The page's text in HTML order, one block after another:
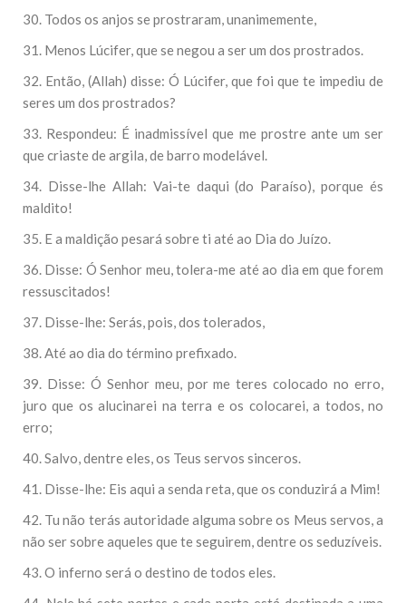
30. Todos os anjos se prostraram, unanimemente,
31. Menos Lúcifer, que se negou a ser um dos prostrados.
32. Então, (Allah) disse: Ó Lúcifer, que foi que te impediu de
seres um dos prostrados?
33. Respondeu: É inadmissível que me prostre ante um ser
que criaste de argila, de barro modelável.
34. Disse-lhe Allah: Vai-te daqui (do Paraíso), porque és
maldito!
35. E a maldição pesará sobre ti até ao Dia do Juízo.
36. Disse: Ó Senhor meu, tolera-me até ao dia em que forem
ressuscitados!
37. Disse-lhe: Serás, pois, dos tolerados,
38. Até ao dia do término prefixado.
39. Disse: Ó Senhor meu, por me teres colocado no erro,
juro que os alucinarei na terra e os colocarei, a todos, no
erro;
40. Salvo, dentre eles, os Teus servos sinceros.
41. Disse-lhe: Eis aqui a senda reta, que os conduzirá a Mim!
42. Tu não terás autoridade alguma sobre os Meus servos, a
não ser sobre aqueles que te seguirem, dentre os seduzíveis.
43. O inferno será o destino de todos eles.